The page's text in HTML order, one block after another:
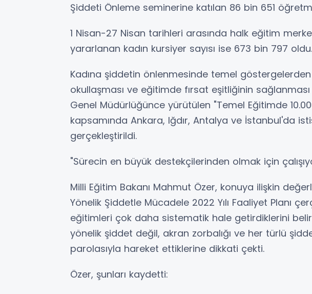
Şiddeti Önleme seminerine katılan 86 bin 651
1 Nisan-27 Nisan tarihleri arasında halk eğitim
yararlanan kadın kursiyer sayısı ise 673 bin 797 oldu.
Kadına şiddetin önlenmesinde temel göstergelerden
okullaşması ve eğitimde fırsat eşitliğinin
Genel Müdürlüğünce yürütülen "Temel Eğitimde
kapsamında Ankara, Iğdır, Antalya ve İstanbul'da
gerçekleştirildi.
"Sürecin en büyük destekçilerinden olmak için
Milli Eğitim Bakanı Mahmut Özer, konuya ilişkin
Yönelik Şiddetle Mücadele 2022 Yılı Faaliyet Planı
eğitimleri çok daha sistematik hale getirdiklerini
yönelik şiddet değil, akran zorbalığı ve her türlü
parolasıyla hareket ettiklerine dikkati çekti.
Özer, şunları kaydetti: